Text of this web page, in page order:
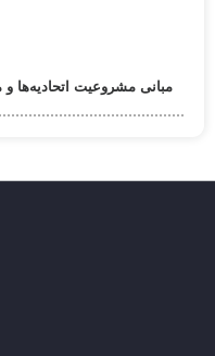
مبانی مشروعیت اتحادیه‌ها